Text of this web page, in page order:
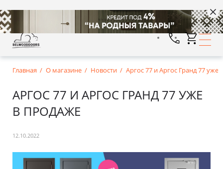
Главная О магазине Новости Аргос 77 и Аргос Гранд 77 уже
АРГОС 77 И АРГОС ГРАНД 77 УЖЕ
В ПРОДАЖЕ
12.10.2022